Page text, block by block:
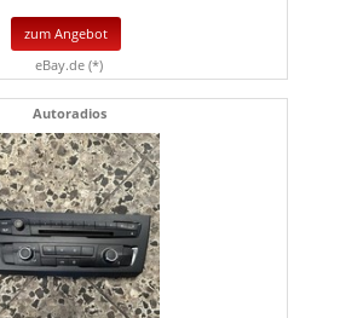
zum Angebot
eBay.de (*)
Autoradios